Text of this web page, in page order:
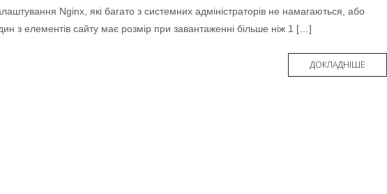
Nginx, які багато з системних адміністраторів не намагаються, або
з елементів сайту має розмір при завантаженні більше ніж 1 […]
ДОКЛАДНІШЕ